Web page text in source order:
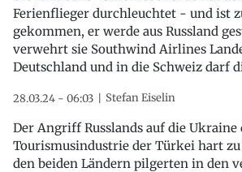
Ferienflieger durchleuchtet - und ist
gekommen, er werde aus Russland
verwehrt sie Southwind Airlines
Deutschland und in die Schweiz darf
28.03.24 - 06:03 Stefan Eiselin
Der Angriff Russlands auf die Ukraine
Tourismusindustrie der Türkei hart
den beiden Ländern pilgerten in den